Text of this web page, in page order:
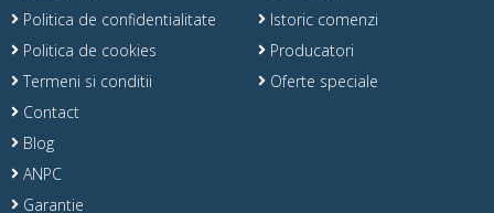
Politica de confidentialitate
Politica de cookies
Termeni si conditii
Contact
Blog
ANPC
Garantie
Istoric comenzi
Producatori
Oferte speciale